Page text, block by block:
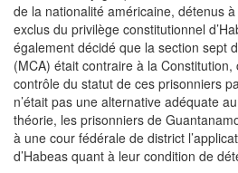
de la nationalité américaine, détenus
exclus du privilège constitutionnel
également décidé que la section sept
(MCA) était contraire à la
contrôle du statut de ces prisonniers
n’était pas une alternative adéquate
théorie, les prisonniers de
à une cour fédérale de district
d’Habeas quant à leur condition de